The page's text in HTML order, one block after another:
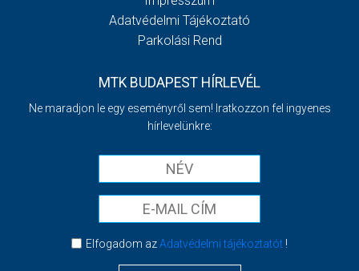
Adatvédelmi Tájékoztató
Parkolási Rend
MTK BUDAPEST HÍRLEVÉL
Ne maradjon le egy eseményről sem! Iratkozzon fel ingyenes
hírlevelünkre:
Elfogadom azAdatvédelmi tájékoztatót!